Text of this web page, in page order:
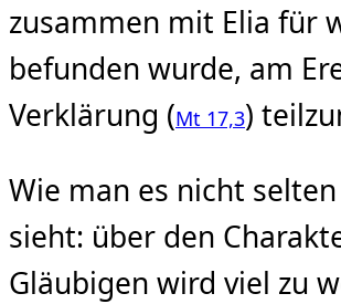
zusammen mit Elia für
befunden wurde, am
Verklärung (Mt 17,3)
Wie man es nicht
sieht: über den
Gläubigen wird viel zu